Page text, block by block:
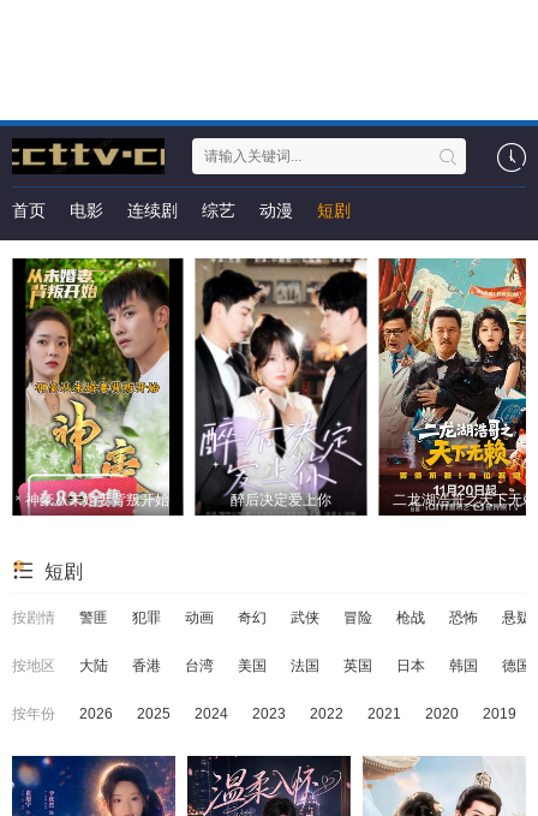
首页 电影 连续剧 综艺 动漫 短剧
神豪从未婚妻背叛开始 醉后决定爱上你 二龙湖浩哥之天下无赖
短剧
按剧情 警匪 犯罪 动画 奇幻 武侠 冒险 枪战 恐怖 悬疑
按地区 大陆 香港 台湾 美国 法国 英国 日本 韩国 德国
按年份 2026 2025 2024 2023 2022 2021 2020 2019